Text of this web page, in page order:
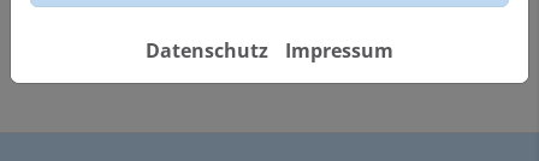
Datenschutz Impressum